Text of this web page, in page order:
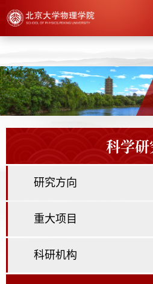
快速导航
科学研
研究方向
重大项目
科研机构